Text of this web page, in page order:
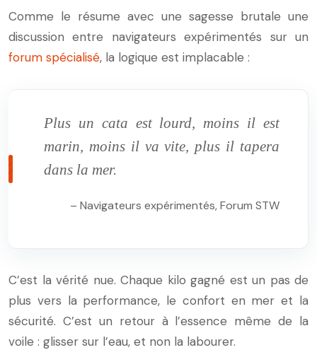
Comme le résume avec une sagesse brutale une
discussion entre navigateurs expérimentés sur un
forum spécialisé, la logique est implacable :
Plus un cata est lourd, moins il est
marin, moins il va vite, plus il tapera
dans la mer.
– Navigateurs expérimentés, Forum STW
C’est la vérité nue. Chaque kilo gagné est un pas de
plus vers la performance, le confort en mer et la
sécurité. C’est un retour à l’essence même de la
voile : glisser sur l’eau, et non la labourer.